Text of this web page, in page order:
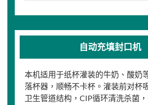
自动充填封口机
本机适用于纸杯灌装的牛奶、酸奶
落杯器，顺畅不卡杯。灌装前对杯
卫生管道结构，CIP循环清洗杀菌